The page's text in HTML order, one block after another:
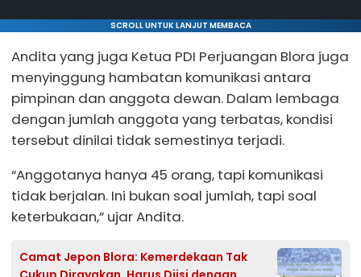
SCROLL UNTUK LANJUT MEMBACA
Andita yang juga Ketua PDI Perjuangan Blora juga
menyinggung hambatan komunikasi antara
pimpinan dan anggota dewan. Dalam lembaga
dengan jumlah anggota yang terbatas, kondisi
tersebut dinilai tidak semestinya terjadi.
“Anggotanya hanya 45 orang, tapi komunikasi
tidak berjalan. Ini bukan soal jumlah, tapi soal
keterbukaan,” ujar Andita.
Camat Jepon Blora: Kemerdekaan Tak